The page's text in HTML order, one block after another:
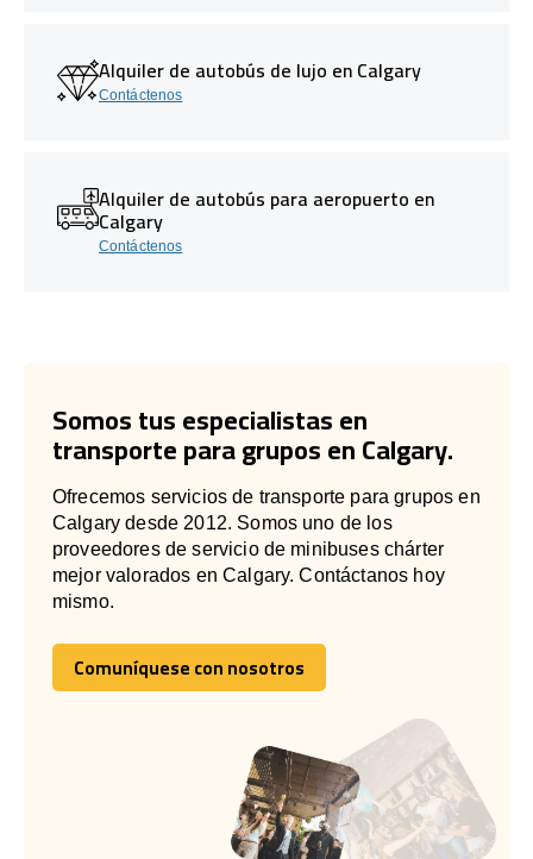
Alquiler de autobús de lujo en Calgary
Contáctenos
Alquiler de autobús para aeropuerto en
Calgary
Contáctenos
Somos tus especialistas en
transporte para grupos en Calgary.
Ofrecemos servicios de transporte para grupos en
Calgary desde 2012. Somos uno de los
proveedores de servicio de minibuses chárter
mejor valorados en Calgary. Contáctanos hoy
mismo.
Comuníquese con nosotros
Comuníquese con nosotros